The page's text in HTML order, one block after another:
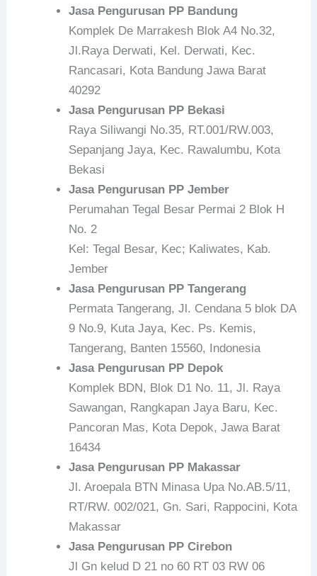
Jasa Pengurusan PP Bandung
Komplek De Marrakesh Blok A4 No.32,
Jl.Raya Derwati, Kel. Derwati, Kec.
Rancasari, Kota Bandung Jawa Barat
40292
Jasa Pengurusan PP Bekasi
Raya Siliwangi No.35, RT.001/RW.003,
Sepanjang Jaya, Kec. Rawalumbu, Kota
Bekasi
Jasa Pengurusan PP Jember
Perumahan Tegal Besar Permai 2 Blok H
No. 2
Kel: Tegal Besar, Kec; Kaliwates, Kab.
Jember
Jasa Pengurusan PP Tangerang
Permata Tangerang, Jl. Cendana 5 blok DA
9 No.9, Kuta Jaya, Kec. Ps. Kemis,
Tangerang, Banten 15560, Indonesia
Jasa Pengurusan PP Depok
Komplek BDN, Blok D1 No. 11, Jl. Raya
Sawangan, Rangkapan Jaya Baru, Kec.
Pancoran Mas, Kota Depok, Jawa Barat
16434
Jasa Pengurusan PP Makassar
Jl. Aroepala BTN Minasa Upa No.AB.5/11,
RT/RW. 002/021, Gn. Sari, Rappocini, Kota
Makassar
Jasa Pengurusan PP Cirebon
Jl Gn kelud D 21 no 60 RT 03 RW 06